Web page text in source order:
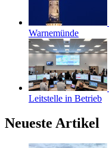
Warnemünde
Leitstelle in Betrieb
Neueste Artikel